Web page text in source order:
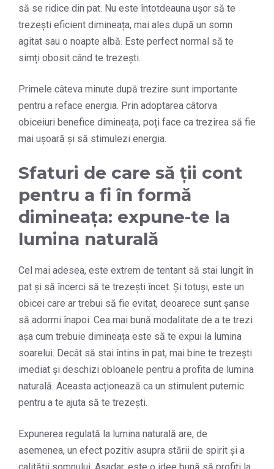
să se ridice din pat. Nu este întotdeauna ușor să te
trezești eficient dimineața, mai ales după un somn
agitat sau o noapte albă. Este perfect normal să te
simți obosit când te trezești.
Primele câteva minute după trezire sunt importante
pentru a reface energia. Prin adoptarea câtorva
obiceiuri benefice dimineața, poți face ca trezirea să fie
mai ușoară și să stimulezi energia.
Sfaturi de care să ții cont
pentru a fi în formă
dimineața: expune-te la
lumina naturală
Cel mai adesea, este extrem de tentant să stai lungit în
pat și să încerci să te trezești încet. Și totuși, este un
obicei care ar trebui să fie evitat, deoarece sunt șanse
să adormi înapoi. Cea mai bună modalitate de a te trezi
așa cum trebuie dimineața este să te expui la lumina
soarelui. Decât să stai întins în pat, mai bine te trezești
imediat și deschizi obloanele pentru a profita de lumina
naturală. Aceasta acționează ca un stimulent puternic
pentru a te ajuta să te trezești.
Expunerea regulată la lumina naturală are, de
asemenea, un efect pozitiv asupra stării de spirit și a